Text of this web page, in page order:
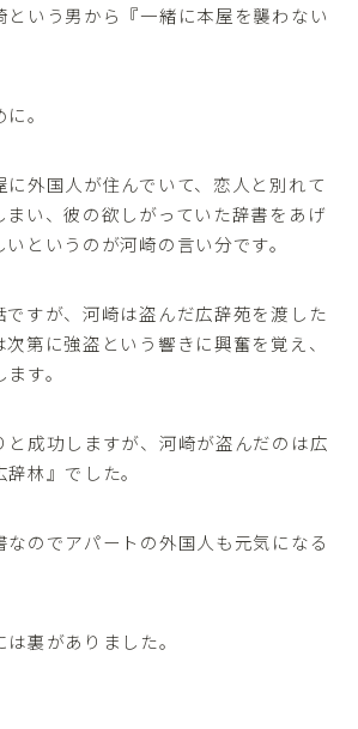
という男から『一緒に本屋を襲わない
。
外国人が住んでいて、恋人と別れて
まい、彼の欲しがっていた辞書をあげ
というのが河崎の言い分です。
ですが、河崎は盗んだ広辞苑を渡した
第に強盗という響きに興奮を覚え、
す。
と成功しますが、河崎が盗んだのは広
林』でした。
なのでアパートの外国人も元気になる
裏がありました。